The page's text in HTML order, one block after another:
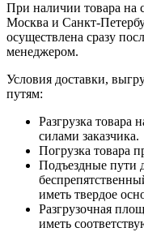
При наличии товара на
Москва и Санкт-
осуществлена сразу
менеджером.
Условия доставки,
путям:
Разгрузка товара
силами заказчика.
Погрузка товара
Подъездные пути
иметь твердое
Разгрузочная
иметь